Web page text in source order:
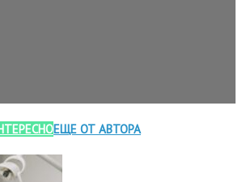
ЕЩЕ ОТ АВТОРА